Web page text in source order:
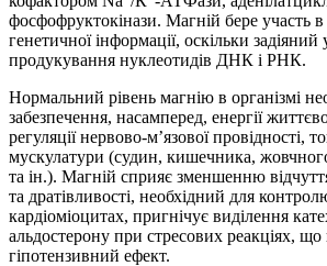
фосфофруктокінази. Магній бере участь в
генетичної інформації, оскільки
продукування нуклеотидів ДНК і РНК.
Нормальний рівень магнію в організмі
забезпечення, насамперед, енергії
регуляції нервово-м’язової провідності,
мускулатури (судин, кишечника,
та ін.). Магній сприяє зменшенню
та дратівливості, необхідний для
кардіоміоцитах, пригнічує виділення
альдостерону при стресових реакціях, що
гіпотензивний ефект.